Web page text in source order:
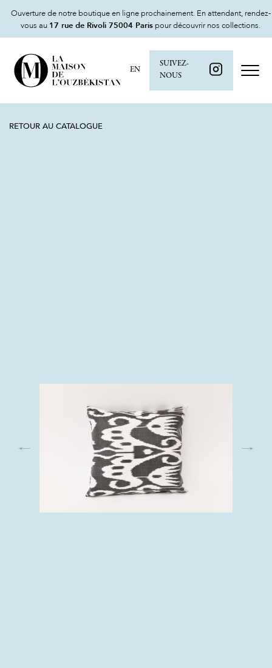
Ouverture de notre boutique en ligne prochainement. En attendant, rendez-
vous au 17 rue de Rivoli 75004 Parispour découvrir nos collections.
EN
SUIVEZ-
NOUS
RETOUR AU CATALOGUE